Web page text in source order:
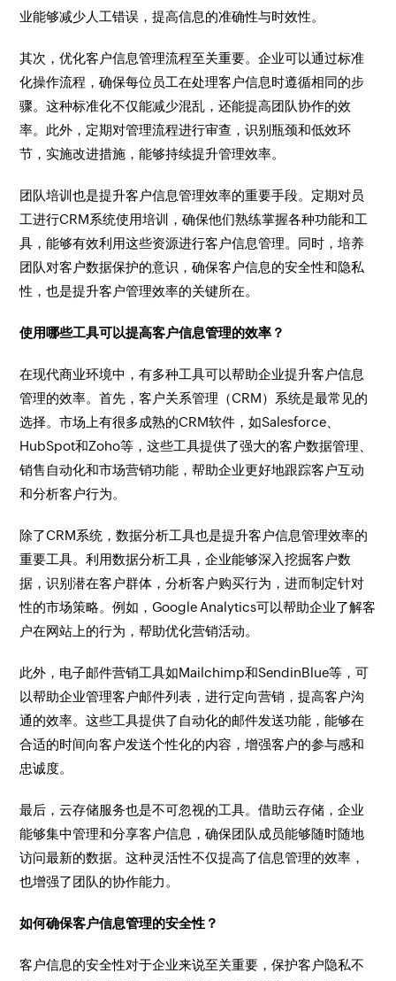
业能够减少人工错误，提高信息的准确性与时效性。
其次，优化客户信息管理流程至关重要。企业可以通过标准
化操作流程，确保每位员工在处理客户信息时遵循相同的步
骤。这种标准化不仅能减少混乱，还能提高团队协作的效
率。此外，定期对管理流程进行审查，识别瓶颈和低效环
节，实施改进措施，能够持续提升管理效率。
团队培训也是提升客户信息管理效率的重要手段。定期对员
工进行CRM系统使用培训，确保他们熟练掌握各种功能和工
具，能够有效利用这些资源进行客户信息管理。同时，培养
团队对客户数据保护的意识，确保客户信息的安全性和隐私
性，也是提升客户管理效率的关键所在。
使用哪些工具可以提高客户信息管理的效率？
在现代商业环境中，有多种工具可以帮助企业提升客户信息
管理的效率。首先，客户关系管理（CRM）系统是最常见的
选择。市场上有很多成熟的CRM软件，如Salesforce、
HubSpot和Zoho等，这些工具提供了强大的客户数据管理、
销售自动化和市场营销功能，帮助企业更好地跟踪客户互动
和分析客户行为。
除了CRM系统，数据分析工具也是提升客户信息管理效率的
重要工具。利用数据分析工具，企业能够深入挖掘客户数
据，识别潜在客户群体，分析客户购买行为，进而制定针对
性的市场策略。例如，Google Analytics可以帮助企业了解客
户在网站上的行为，帮助优化营销活动。
此外，电子邮件营销工具如Mailchimp和SendinBlue等，可
以帮助企业管理客户邮件列表，进行定向营销，提高客户沟
通的效率。这些工具提供了自动化的邮件发送功能，能够在
合适的时间向客户发送个性化的内容，增强客户的参与感和
忠诚度。
最后，云存储服务也是不可忽视的工具。借助云存储，企业
能够集中管理和分享客户信息，确保团队成员能够随时随地
访问最新的数据。这种灵活性不仅提高了信息管理的效率，
也增强了团队的协作能力。
如何确保客户信息管理的安全性？
客户信息的安全性对于企业来说至关重要，保护客户隐私不